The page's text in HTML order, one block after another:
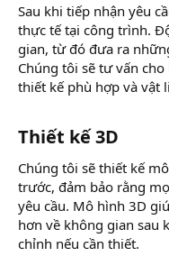
Sau khi tiếp nhận yêu
thực tế tại công trình.
gian, từ đó đưa ra
Chúng tôi sẽ tư vấn
thiết kế phù hợp và vật
Thiết kế 3D
Chúng tôi sẽ thiết kế
trước, đảm bảo rằng
yêu cầu. Mô hình 3D
hơn về không gian sau
chỉnh nếu cần thiết.